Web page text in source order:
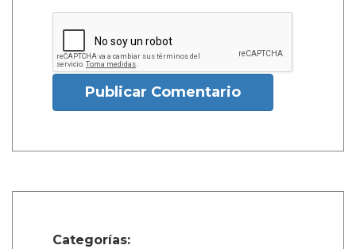
Publicar Comentario
Categorías: